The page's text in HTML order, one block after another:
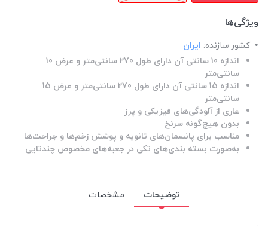
ویژگی‌ها
کشور سازنده: ایران
اندازه 10 سانتی آن دارای طول 270 سانتی‌متر و عرض 10
سانتی‌متر
اندازه 15 سانتی آن دارای طول 270 سانتی‌متر و عرض 15
سانتی‌متر
عاری از آلودگی‌های فیزیکی و پرز
بدون هیچ‌گونه سرنخ
مناسب برای پانسمان‌های ثانویه و پوشش زخم‌ها و جراحت‌ها
به‌صورت بسته بندی‌های تکی در جعبه‌های مخصوص چندتایی
توضیحات
مشخصات
.